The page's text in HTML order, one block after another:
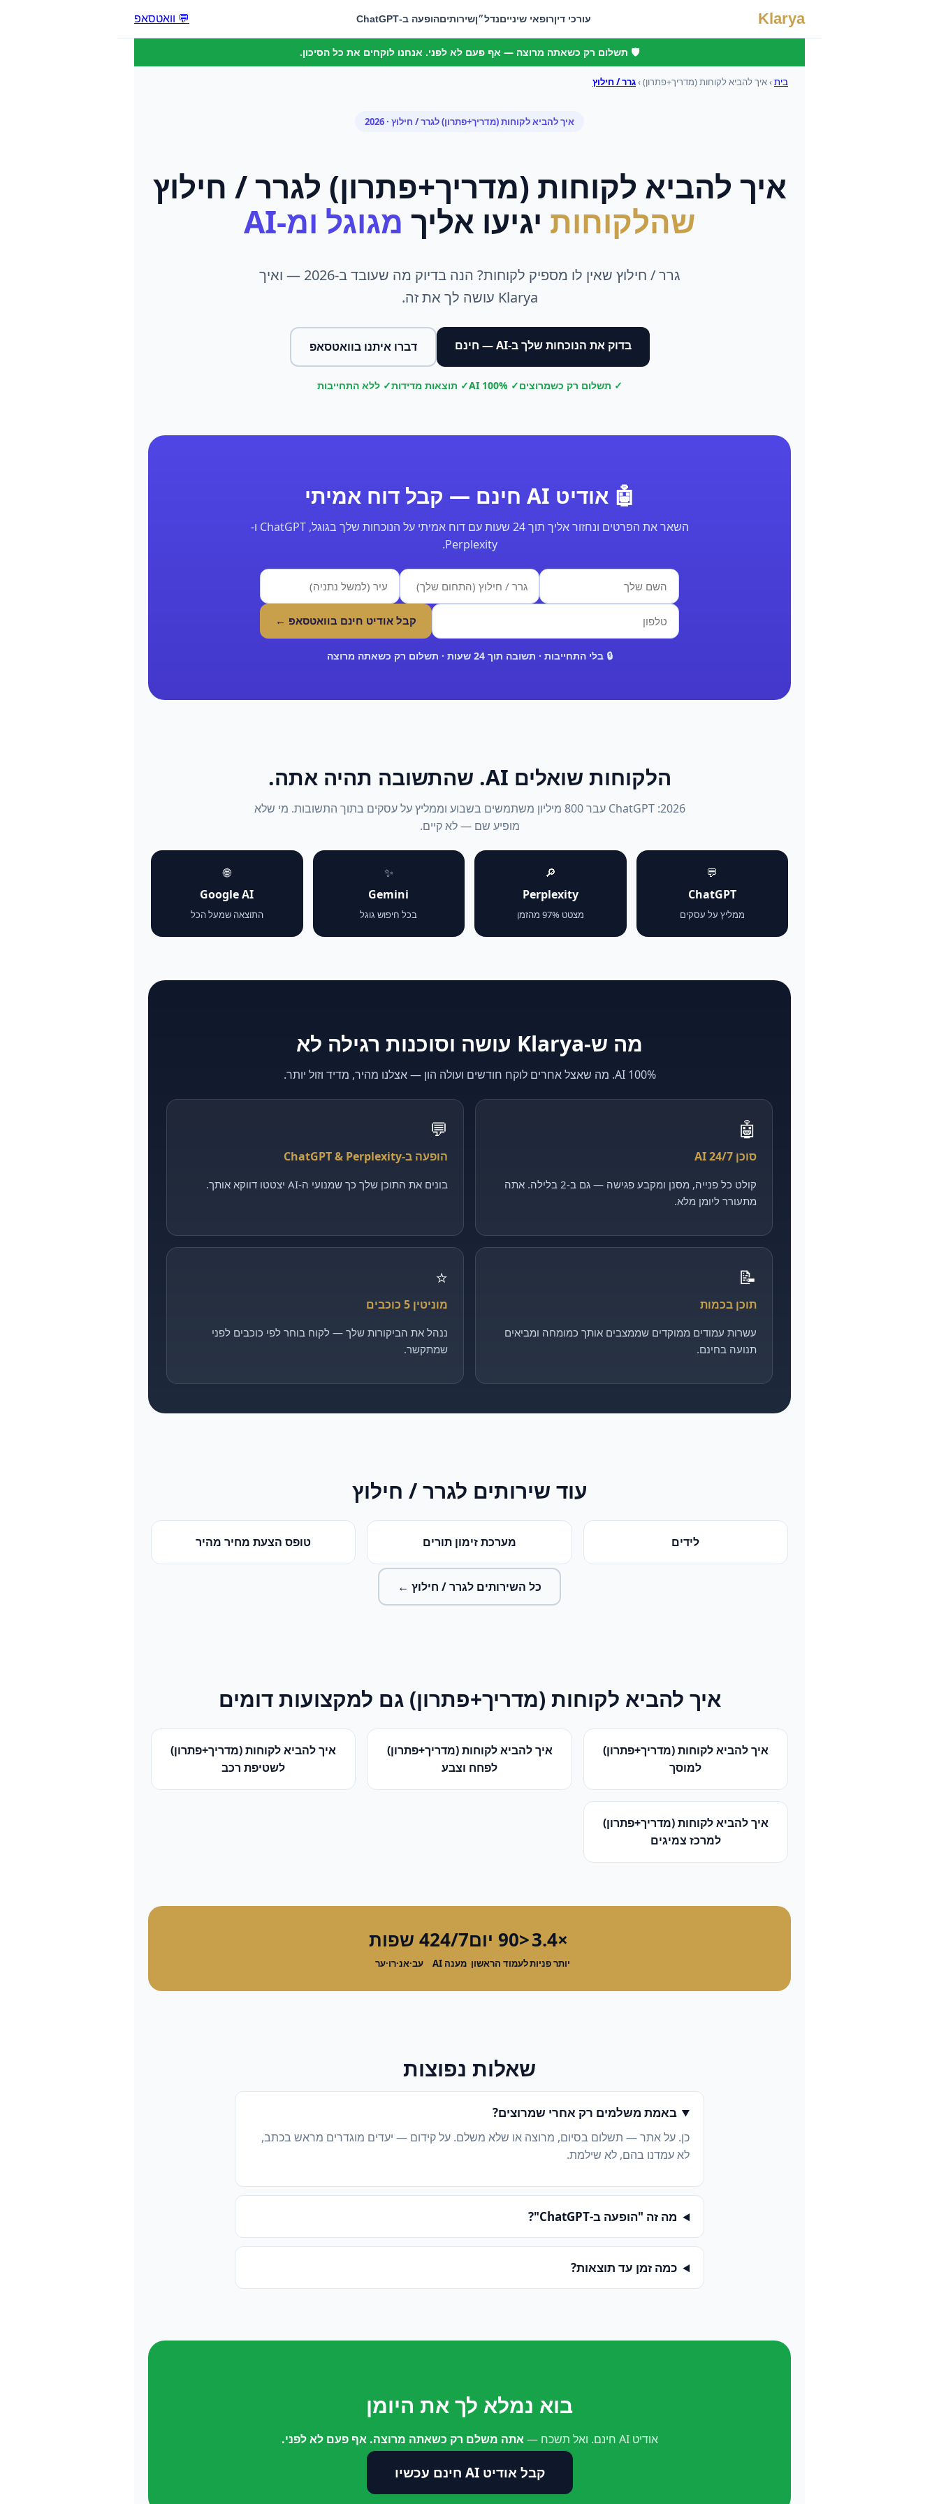
Klarya עורכי דיןרופאי שינייםנדל״ןשירותיםהופעה ב-ChatGPT 💬 וואטסאפ
🛡️ תשלום רק כשאתה מרוצה — אף פעם לא לפני. אנחנו לוקחים את כל הסיכון.
בית›איך להביא לקוחות (מדריך+פתרון)›גרר / חילוץ
איך להביא לקוחות (מדריך+פתרון)לגרר / חילוץ · 2026
איך להביא לקוחות (מדריך+פתרון) לגרר / חילוץ
שהלקוחות יגיעו אליך מגוגל ומ-AI
גרר / חילוץ שאין לו מספיק לקוחות? הנה בדיוק מה שעובד ב-2026 — ואיך
Klarya עושה לך את זה.
בדוק את הנוכחות שלך ב-AI — חינם דברו איתנו בוואטסאפ
✓ תשלום רק כשמרוצים✓ 100% AI ✓ תוצאות מדידות✓ ללא התחייבות
🤖 אודיט AI חינם — קבל דוח אמיתי
השאר את הפרטים ונחזור אליך תוך 24 שעות עם דוח אמיתי על הנוכחות שלך בגוגל, ChatGPT ו-
Perplexity.
קבל אודיט חינם בוואטסאפ ←
🔒 בלי התחייבות · תשובה תוך 24 שעות · תשלום רק כשאתה מרוצה
הלקוחות שואלים AI. שהתשובה תהיה אתה.
2026: ChatGPT עבר 800 מיליון משתמשים בשבוע וממליץ על עסקים בתוך התשובות. מי שלא
מופיע שם — לא קיים.
💬
ChatGPT
ממליץ על עסקים
🔎
Perplexity
מצטט 97% מהזמן
✨
Gemini
בכל חיפוש גוגל
🌐
Google AI
התוצאה שמעל הכל
מה ש-Klarya עושה וסוכנות רגילה לא
100% AI. מה שאצל אחרים לוקח חודשים ועולה הון — אצלנו מהיר, מדיד וזול יותר.
🤖
סוכן AI 24/7
קולט כל פנייה, מסנן ומקבע פגישה — גם ב-2 בלילה. אתה
מתעורר ליומן מלא.
💬
הופעה ב-ChatGPT & Perplexity
בונים את התוכן שלך כך שמנועי ה-AI יצטטו דווקא אותך.
📝
תוכן בכמות
עשרות עמודים ממוקדים שממצבים אותך כמומחה ומביאים
תנועה בחינם.
⭐
מוניטין 5 כוכבים
ננהל את הביקורות שלך — לקוח בוחר לפי כוכבים לפני
שמתקשר.
עוד שירותים לגרר / חילוץ
לידים מערכת זימון תורים טופס הצעת מחיר מהיר
כל השירותים לגרר / חילוץ ←
איך להביא לקוחות (מדריך+פתרון) גם למקצועות דומים
איך להביא לקוחות (מדריך+פתרון)
למוסך
איך להביא לקוחות (מדריך+פתרון)
לפחח וצבע
איך להביא לקוחות (מדריך+פתרון)
לשטיפת רכב
איך להביא לקוחות (מדריך+פתרון)
למרכז צמיגים
×3.4
יותר פניות
<90 יום
לעמוד הראשון
24/7
מענה AI
4 שפות
עב·אנ·רו·ער
שאלות נפוצות
באמת משלמים רק אחרי שמרוצים?
כן. על אתר — תשלום בסיום, מרוצה או שלא משלם. על קידום — יעדים מוגדרים מראש בכתב,
לא עמדנו בהם, לא שילמת.
מה זה "הופעה ב-ChatGPT"?
כמה זמן עד תוצאות?
בוא נמלא לך את היומן
אודיט AI חינם. ואל תשכח — אתה משלם רק כשאתה מרוצה. אף פעם לא לפני.
קבל אודיט AI חינם עכשיו